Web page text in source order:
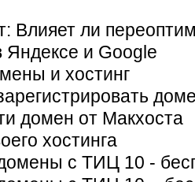
Влияет ли
Яндексе и Google
и хостинг
домен от Макхоста
хостинга
с ТИЦ 10 -